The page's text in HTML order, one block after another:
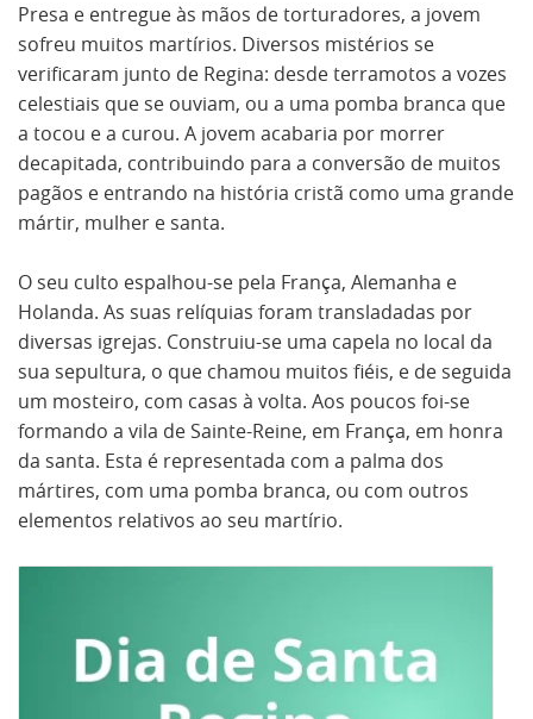
Presa e entregue às mãos de torturadores, a jovem
sofreu muitos martírios. Diversos mistérios se
verificaram junto de Regina: desde terramotos a vozes
celestiais que se ouviam, ou a uma pomba branca que
a tocou e a curou. A jovem acabaria por morrer
decapitada, contribuindo para a conversão de muitos
pagãos e entrando na história cristã como uma grande
mártir, mulher e santa.
O seu culto espalhou-se pela França, Alemanha e
Holanda. As suas relíquias foram transladadas por
diversas igrejas. Construiu-se uma capela no local da
sua sepultura, o que chamou muitos fiéis, e de seguida
um mosteiro, com casas à volta. Aos poucos foi-se
formando a vila de Sainte-Reine, em França, em honra
da santa. Esta é representada com a palma dos
mártires, com uma pomba branca, ou com outros
elementos relativos ao seu martírio.